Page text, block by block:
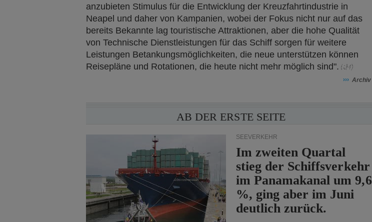
anzubieten Stimulus für die Entwicklung der Kreuzfahrtindustrie in
Neapel und daher von Kampanien, wobei der Fokus nicht nur auf das
bereits Bekannte lag touristische Attraktionen, aber die hohe Qualität
von Technische Dienstleistungen für das Schiff sorgen für weitere
Leistungen Betankungsmöglichkeiten, die neue unterstützen können
Reisepläne und Rotationen, die heute nicht mehr möglich sind".
››› Archiv
AB DER ERSTE SEITE
SEEVERKEHR
Im zweiten Quartal
stieg der Schiffsverkehr
im Panamakanal um 9,6
%, ging aber im Juni
deutlich zurück.